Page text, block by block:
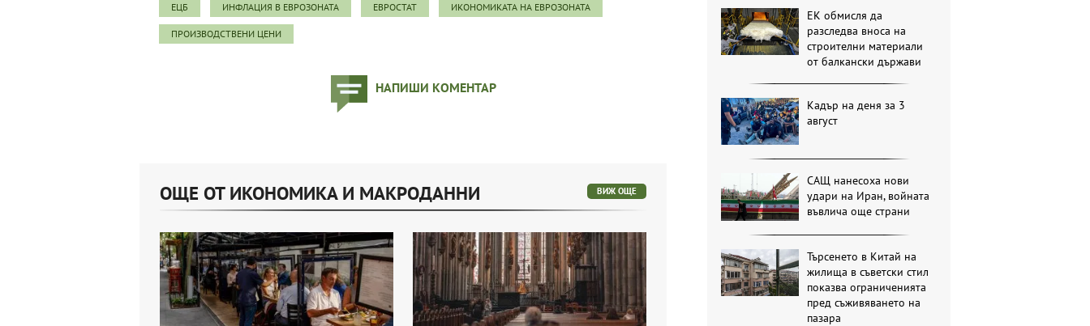
ЕЦБ ИНФЛАЦИЯ В ЕВРОЗОНАТА ЕВРОСТАТ ИКОНОМИКАТА НА ЕВРОЗОНАТА
ПРОИЗВОДСТВЕНИ ЦЕНИ
НАПИШИ КОМЕНТАР
ЕК обмисля да
разследва вноса на
строителни материали
от балкански държави
Кадър на деня за 3
август
САЩ нанесоха нови
удари на Иран, войната
въвлича още страни
Търсенето в Китай на
жилища в съветски стил
показва ограниченията
пред съживяването на
пазара
ОЩЕ ОТ ИКОНОМИКА И МАКРОДАННИ ВИЖ ОЩЕ